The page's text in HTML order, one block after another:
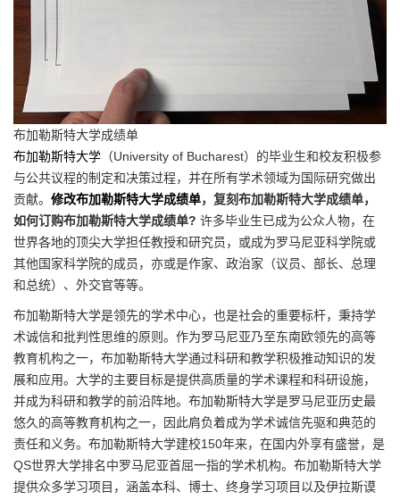
布加勒斯特大学成绩单
布加勒斯特大学 （University of Bucharest）的毕业生和校友积极参
与公共议程的制定和决策过程，并在所有学术领域为国际研究做出
贡献。 修改布加勒斯特大学成绩单，复刻布加勒斯特大学成绩单，
如何订购布加勒斯特大学成绩单? 许多毕业生已成为公众人物，在
世界各地的顶尖大学担任教授和研究员，或成为罗马尼亚科学院或
其他国家科学院的成员，亦或是作家、政治家（议员、部长、总理
和总统）、外交官等等。
布加勒斯特大学是领先的学术中心，也是社会的重要标杆，秉持学
术诚信和批判性思维的原则。作为罗马尼亚乃至东南欧领先的高等
教育机构之一，布加勒斯特大学通过科研和教学积极推动知识的发
展和应用。大学的主要目标是提供高质量的学术课程和科研设施，
并成为科研和教学的前沿阵地。布加勒斯特大学是罗马尼亚历史最
悠久的高等教育机构之一，因此肩负着成为学术诚信先驱和典范的
责任和义务。布加勒斯特大学建校150年来，在国内外享有盛誉，是
QS世界大学排名中罗马尼亚首屈一指的学术机构。布加勒斯特大学
提供众多学习项目，涵盖本科、博士、终身学习项目以及伊拉斯谟